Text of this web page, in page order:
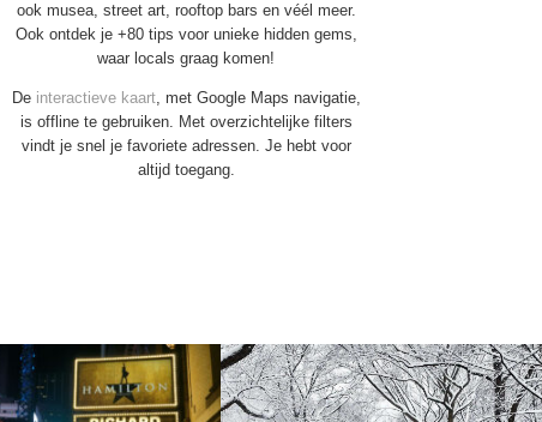
ook musea, street art, rooftop bars en véél meer.
Ook ontdek je +80 tips voor unieke hidden gems,
waar locals graag komen!
De interactieve kaart, met Google Maps navigatie,
is offline te gebruiken. Met overzichtelijke filters
vindt je snel je favoriete adressen. Je hebt voor
altijd toegang.